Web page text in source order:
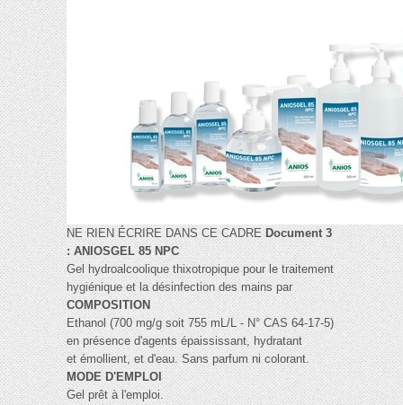
NE RIEN ÉCRIRE DANS CE CADREDocument 3
: ANIOSGEL 85 NPC
Gel hydroalcoolique thixotropique pour le traitement
hygiénique et la désinfection des mains par
COMPOSITION
Ethanol (700 mg/g soit 755 mL/L - N° CAS 64-17-5)
en présence d'agents épaississant, hydratant
et émollient, et d'eau. Sans parfum ni colorant.
MODE D'EMPLOI
Gel prêt à l'emploi.